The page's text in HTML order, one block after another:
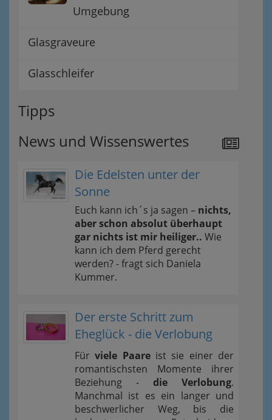
Umgebung
Glasgraveure
Glasschleifer
Tipps
News und Wissenswertes
Die Edelsten unter der
Sonne
Euch kann ich´s ja sagen – nichts,
aber schon absolut überhaupt
gar nichts ist mir heiliger.. Wie
kann ich dem Pferd gerecht
werden? - fragt sich Daniela
Kummer.
Der erste Schritt zum
Eheglück - die Verlobung
Fürviele Paareist sie einer der
romantischsten Momente ihrer
Beziehung - die Verlobung.
Manchmal ist es ein langer und
beschwerlicher Weg, bis die